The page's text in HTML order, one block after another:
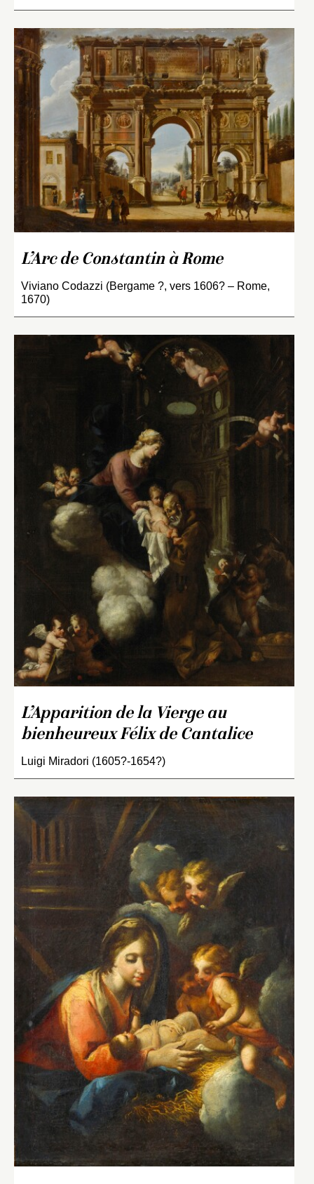
L’Arc de Constantin à Rome
Viviano Codazzi (Bergame ?, vers 1606? – Rome,
1670)
L’Apparition de la Vierge au
bienheureux Félix de Cantalice
Luigi Miradori (1605?-1654?)